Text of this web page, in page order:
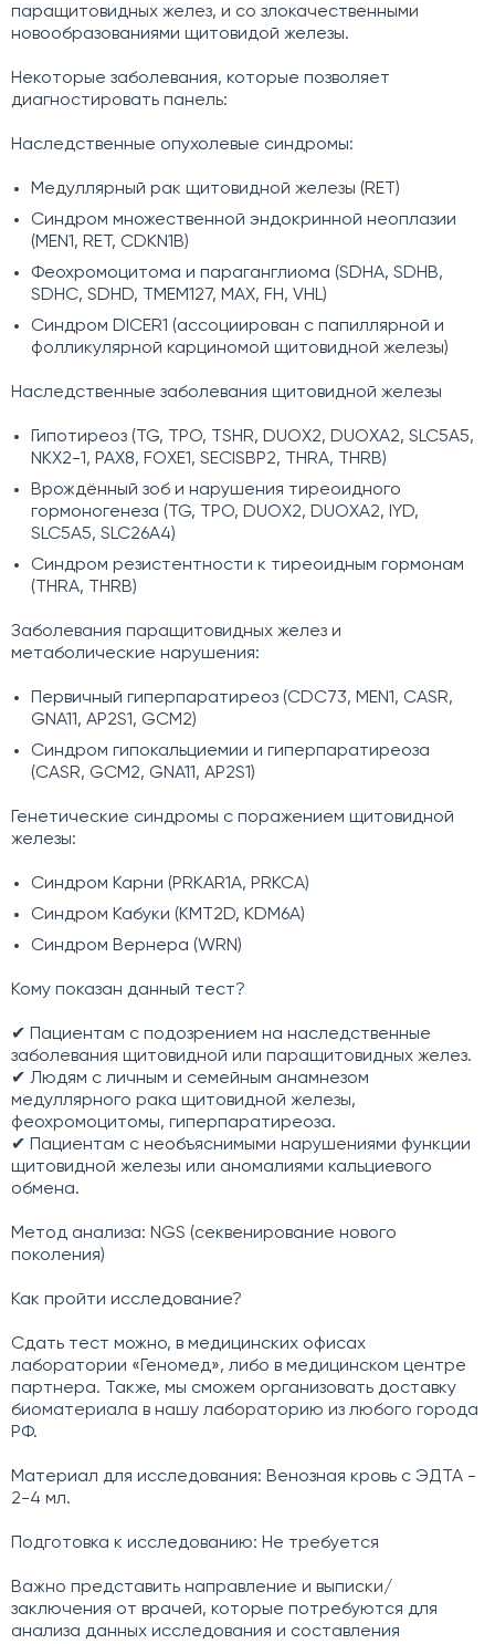
паращитовидных желез, и со злокачественными
новообразованиями щитовидой железы.
Некоторые заболевания, которые позволяет
диагностировать панель:
Наследственные опухолевые синдромы:
Медуллярный рак щитовидной железы (RET)
Синдром множественной эндокринной неоплазии
(MEN1, RET, CDKN1B)
Феохромоцитома и параганглиома (SDHA, SDHB,
SDHC, SDHD, TMEM127, MAX, FH, VHL)
Синдром DICER1 (ассоциирован с папиллярной и
фолликулярной карциномой щитовидной железы)
Наследственные заболевания щитовидной железы
Гипотиреоз (TG, TPO, TSHR, DUOX2, DUOXA2, SLC5A5,
NKX2-1, PAX8, FOXE1, SECISBP2, THRA, THRB)
Врождённый зоб и нарушения тиреоидного
гормоногенеза (TG, TPO, DUOX2, DUOXA2, IYD,
SLC5A5, SLC26A4)
Синдром резистентности к тиреоидным гормонам
(THRA, THRB)
Заболевания паращитовидных желез и
метаболические нарушения:
Первичный гиперпаратиреоз (CDC73, MEN1, CASR,
GNA11, AP2S1, GCM2)
Синдром гипокальциемии и гиперпаратиреоза
(CASR, GCM2, GNA11, AP2S1)
Генетические синдромы с поражением щитовидной
железы:
Синдром Карни (PRKAR1A, PRKCA)
Синдром Кабуки (KMT2D, KDM6A)
Синдром Вернера (WRN)
Кому показан данный тест?
✔ Пациентам с подозрением на наследственные
заболевания щитовидной или паращитовидных желез.
✔ Людям с личным и семейным анамнезом
медуллярного рака щитовидной железы,
феохромоцитомы, гиперпаратиреоза.
✔ Пациентам с необъяснимыми нарушениями функции
щитовидной железы или аномалиями кальциевого
обмена.
Метод анализа: NGS (секвенирование нового
поколения)
Как пройти исследование?
Сдать тест можно, в медицинских офисах
лаборатории «Геномед», либо в медицинском центре
партнера. Также, мы сможем организовать доставку
биоматериала в нашу лабораторию из любого города
РФ.
Материал для исследования: Венозная кровь с ЭДТА -
2-4 мл.
Подготовка к исследованию: Не требуется
Важно представить направление и выписки/
заключения от врачей, которые потребуются для
анализа данных исследования и составления